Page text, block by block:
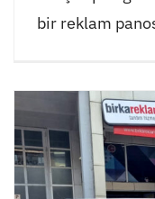
bir reklam